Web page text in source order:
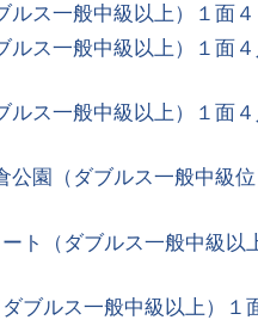
ルス一般中級以上）１面
ルス一般中級以上）１面
ルス一般中級以上）１面
公園（ダブルス一般中級
ト（ダブルス一般中級以
ブルス一般中級以上）１